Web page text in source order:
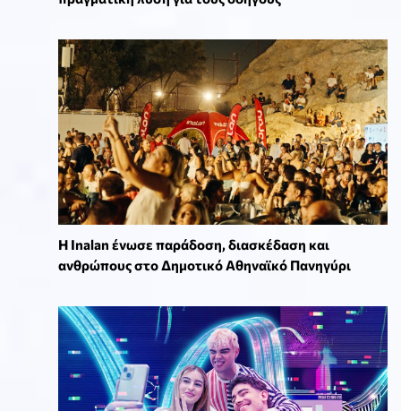
Η Inalan ένωσε παράδοση, διασκέδαση και
ανθρώπους στο Δημοτικό Αθηναϊκό Πανηγύρι